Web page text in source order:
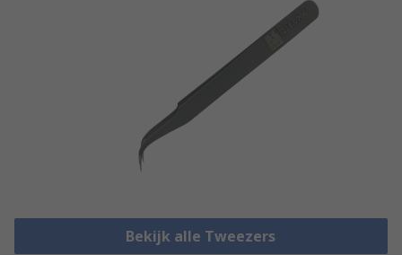
Bekijk alle Tweezers